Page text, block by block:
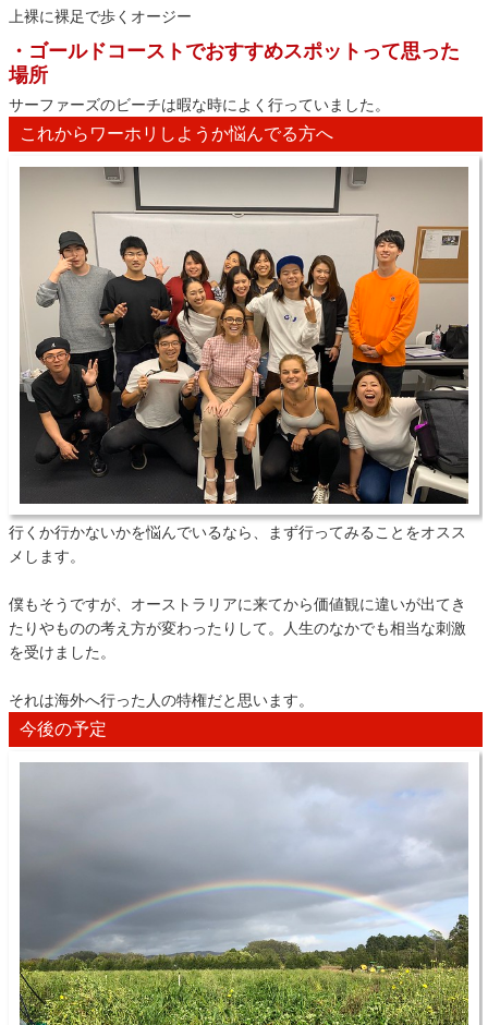
上裸に裸足で歩くオージー
・ゴールドコーストでおすすめスポットって思った
場所
サーファーズのビーチは暇な時によく行っていました。
これからワーホリしようか悩んでる方へ
行くか行かないかを悩んでいるなら、まず行ってみることをオスス
メします。
僕もそうですが、オーストラリアに来てから価値観に違いが出てき
たりやものの考え方が変わったりして。人生のなかでも相当な刺激
を受けました。
それは海外へ行った人の特権だと思います。
今後の予定